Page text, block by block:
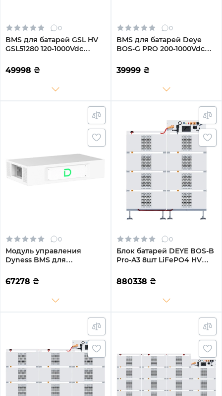
0
BMS для батарей GSL HV
GSL51280 120-1000Vdc
49998 ₴
0
BMS для батарей Deye
BOS-G PRO 200-1000Vdc
39999 ₴
0
Модуль управления
Dyness BMS для
(SBDU200)
67278 ₴
0
Блок батарей DEYE BOS-B
Pro-A3 8шт LiFePO4 HV
(BOS-B-PRO-128kWh)
880338 ₴